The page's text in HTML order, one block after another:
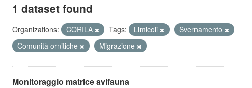
1 dataset found
Organizations: CORILA Tags: Limicoli
Svernamento
Comunità ornitiche
Migrazione
Monitoraggio matrice avifauna